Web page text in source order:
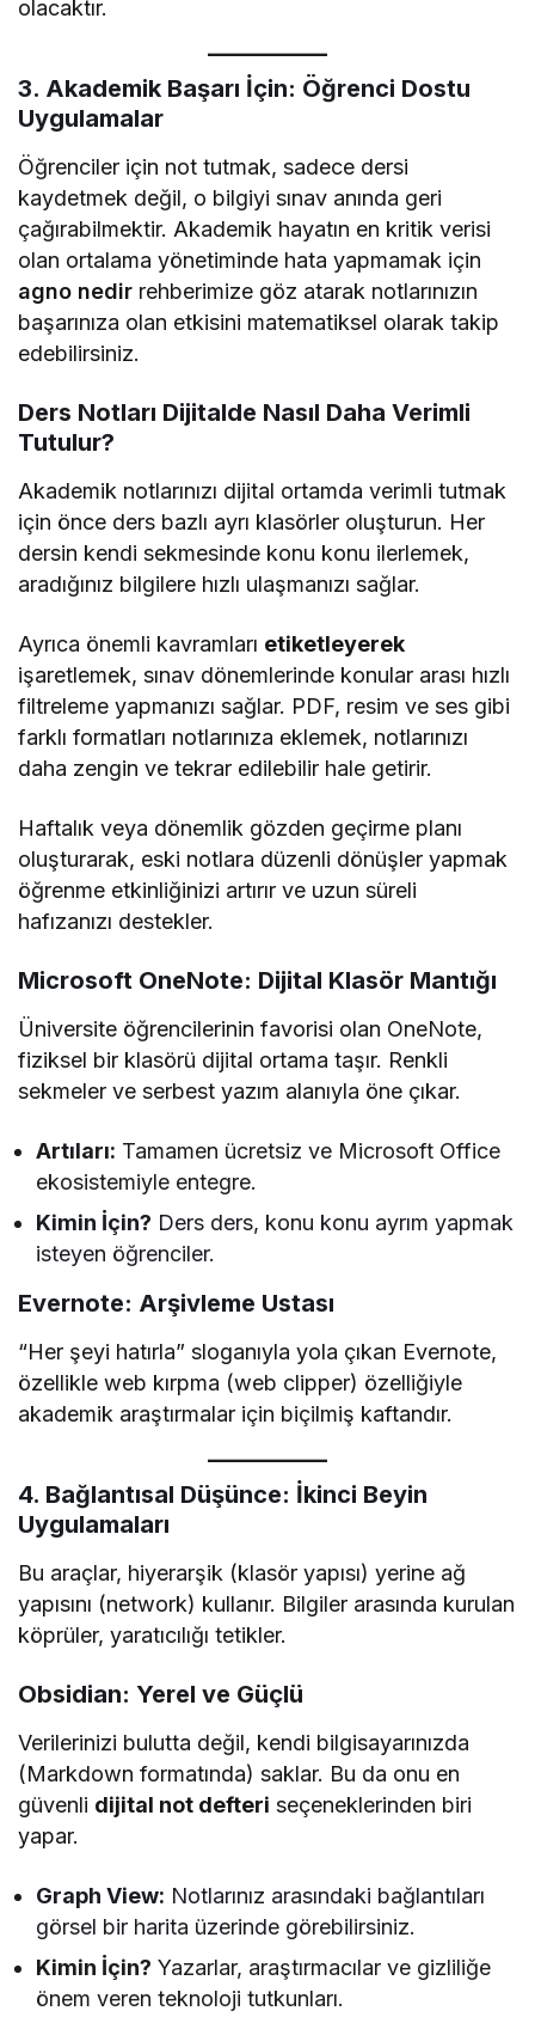
olacaktır.
3. Akademik Başarı İçin: Öğrenci Dostu
Uygulamalar
Öğrenciler için not tutmak, sadece dersi
kaydetmek değil, o bilgiyi sınav anında geri
çağırabilmektir. Akademik hayatın en kritik verisi
olan ortalama yönetiminde hata yapmamak için
agno nedir rehberimize göz atarak notlarınızın
başarınıza olan etkisini matematiksel olarak takip
edebilirsiniz.
Ders Notları Dijitalde Nasıl Daha Verimli
Tutulur?
Akademik notlarınızı dijital ortamda verimli tutmak
için önce ders bazlı ayrı klasörler oluşturun. Her
dersin kendi sekmesinde konu konu ilerlemek,
aradığınız bilgilere hızlı ulaşmanızı sağlar.
Ayrıca önemli kavramları etiketleyerek
işaretlemek, sınav dönemlerinde konular arası hızlı
filtreleme yapmanızı sağlar. PDF, resim ve ses gibi
farklı formatları notlarınıza eklemek, notlarınızı
daha zengin ve tekrar edilebilir hale getirir.
Haftalık veya dönemlik gözden geçirme planı
oluşturarak, eski notlara düzenli dönüşler yapmak
öğrenme etkinliğinizi artırır ve uzun süreli
hafızanızı destekler.
Microsoft OneNote: Dijital Klasör Mantığı
Üniversite öğrencilerinin favorisi olan OneNote,
fiziksel bir klasörü dijital ortama taşır. Renkli
sekmeler ve serbest yazım alanıyla öne çıkar.
Artıları: Tamamen ücretsiz ve Microsoft Office
ekosistemiyle entegre.
Kimin İçin? Ders ders, konu konu ayrım yapmak
isteyen öğrenciler.
Evernote: Arşivleme Ustası
“Her şeyi hatırla” sloganıyla yola çıkan Evernote,
özellikle web kırpma (web clipper) özelliğiyle
akademik araştırmalar için biçilmiş kaftandır.
4. Bağlantısal Düşünce: İkinci Beyin
Uygulamaları
Bu araçlar, hiyerarşik (klasör yapısı) yerine ağ
yapısını (network) kullanır. Bilgiler arasında kurulan
köprüler, yaratıcılığı tetikler.
Obsidian: Yerel ve Güçlü
Verilerinizi bulutta değil, kendi bilgisayarınızda
(Markdown formatında) saklar. Bu da onu en
güvenli dijital not defteri seçeneklerinden biri
yapar.
Graph View: Notlarınız arasındaki bağlantıları
görsel bir harita üzerinde görebilirsiniz.
Kimin İçin? Yazarlar, araştırmacılar ve gizliliğe
önem veren teknoloji tutkunları.